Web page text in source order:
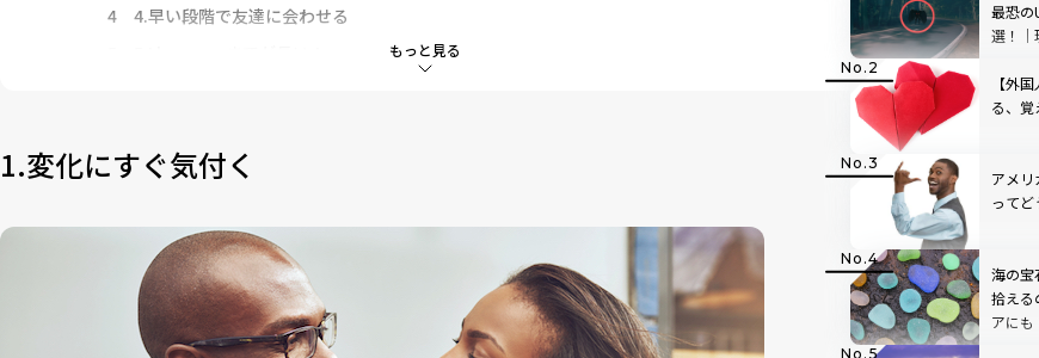
もっと見る
4
4.早い段階で友達に会わせる
1.変化にすぐ気付く
最恐の
選！│
【外
る、
アメ
ってど
海の宝
拾える
アにも